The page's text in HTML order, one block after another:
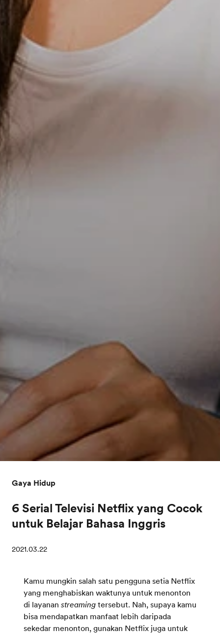
Gaya Hidup
6 Serial Televisi Netflix yang Cocok
untuk Belajar Bahasa Inggris
2021.03.22
Kamu mungkin salah satu pengguna setia Netflix
yang menghabiskan waktunya untuk menonton
di layanan streamingtersebut. Nah, supaya kamu
bisa mendapatkan manfaat lebih daripada
sekedar menonton, gunakan Netflix juga untuk